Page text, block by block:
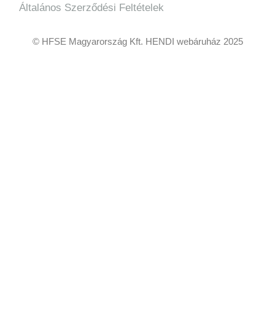
Általános Szerződési Feltételek
© HFSE Magyarország Kft. HENDI webáruház 2025